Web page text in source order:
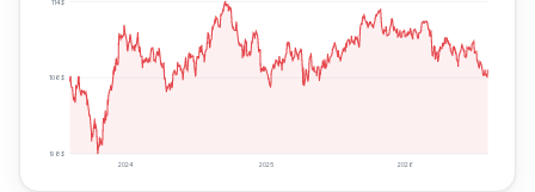
106$
98$
2024 2025 2026